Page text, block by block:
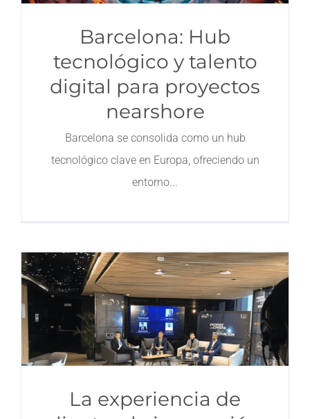
Barcelona: Hub
tecnológico y talento
digital para proyectos
nearshore
Barcelona se consolida como un hub
tecnológico clave en Europa, ofreciendo un
entorno
La experiencia de